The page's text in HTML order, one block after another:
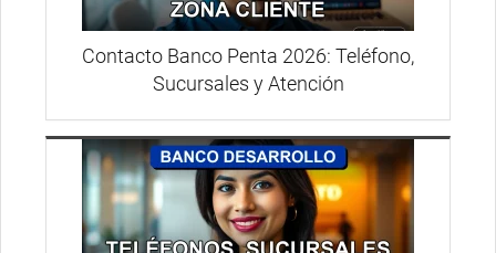
Contacto Banco Penta 2026: Teléfono,
Sucursales y Atención